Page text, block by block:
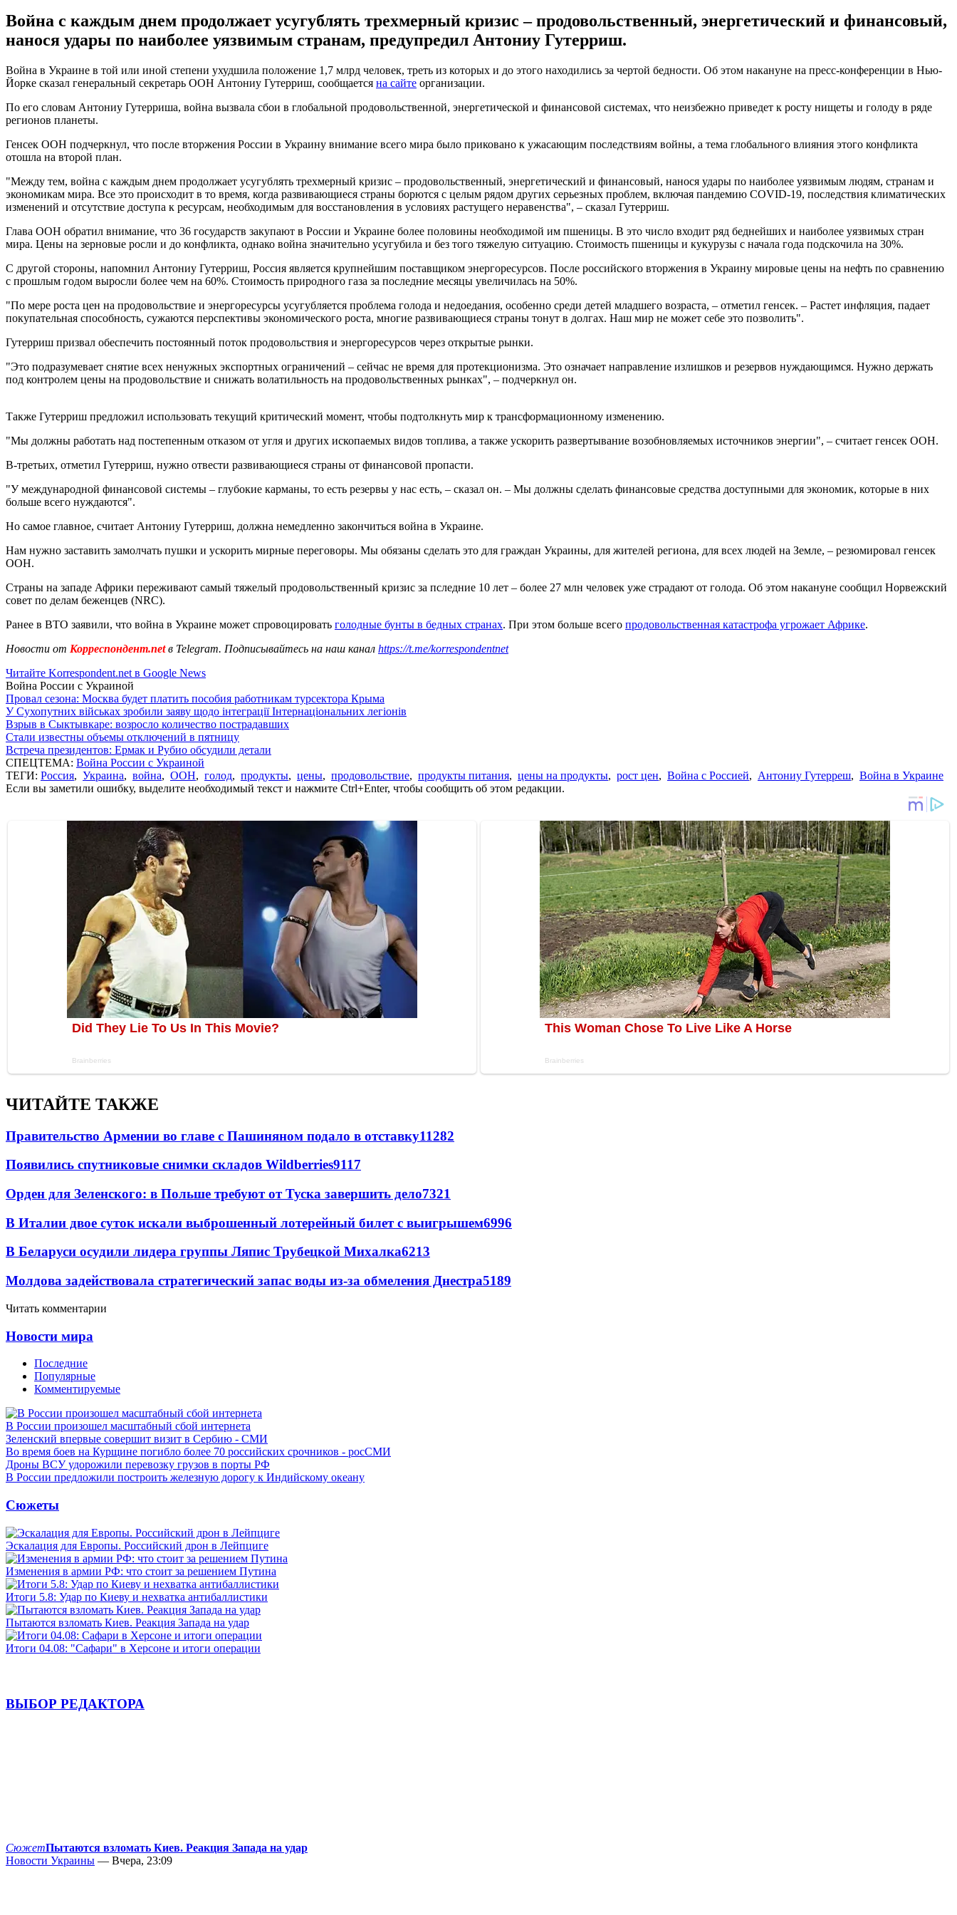
Война с каждым днем продолжает усугублять трехмерный кризис – продовольственный, энергетический и финансовый,
нанося удары по наиболее уязвимым странам, предупредил Антониу Гутерриш.
Война в Украине в той или иной степени ухудшила положение 1,7 млрд человек, треть из которых и до этого находились за чертой бедности. Об этом накануне на пресс-конференции в Нью-
Йорке сказал генеральный секретарь ООН Антониу Гутерриш, сообщается на сайте организации.
По его словам Антониу Гутерриша, война вызвала сбои в глобальной продовольственной, энергетической и финансовой системах, что неизбежно приведет к росту нищеты и голоду в ряде
регионов планеты.
Генсек ООН подчеркнул, что после вторжения России в Украину внимание всего мира было приковано к ужасающим последствиям войны, а тема глобального влияния этого конфликта
отошла на второй план.
"Между тем, война с каждым днем продолжает усугублять трехмерный кризис – продовольственный, энергетический и финансовый, нанося удары по наиболее уязвимым людям, странам и
экономикам мира. Все это происходит в то время, когда развивающиеся страны борются с целым рядом других серьезных проблем, включая пандемию COVID-19, последствия климатических
изменений и отсутствие доступа к ресурсам, необходимым для восстановления в условиях растущего неравенства", – сказал Гутерриш.
Глава ООН обратил внимание, что 36 государств закупают в России и Украине более половины необходимой им пшеницы. В это число входит ряд беднейших и наиболее уязвимых стран
мира. Цены на зерновые росли и до конфликта, однако война значительно усугубила и без того тяжелую ситуацию. Стоимость пшеницы и кукурузы с начала года подскочила на 30%.
С другой стороны, напомнил Антониу Гутерриш, Россия является крупнейшим поставщиком энергоресурсов. После российского вторжения в Украину мировые цены на нефть по сравнению
с прошлым годом выросли более чем на 60%. Стоимость природного газа за последние месяцы увеличилась на 50%.
"По мере роста цен на продовольствие и энергоресурсы усугубляется проблема голода и недоедания, особенно среди детей младшего возраста, – отметил генсек. – Растет инфляция, падает
покупательная способность, сужаются перспективы экономического роста, многие развивающиеся страны тонут в долгах. Наш мир не может себе это позволить".
Гутерриш призвал обеспечить постоянный поток продовольствия и энергоресурсов через открытые рынки.
"Это подразумевает снятие всех ненужных экспортных ограничений – сейчас не время для протекционизма. Это означает направление излишков и резервов нуждающимся. Нужно держать
под контролем цены на продовольствие и снижать волатильность на продовольственных рынках", – подчеркнул он.
Также Гутерриш предложил использовать текущий критический момент, чтобы подтолкнуть мир к трансформационному изменению.
"Мы должны работать над постепенным отказом от угля и других ископаемых видов топлива, а также ускорить развертывание возобновляемых источников энергии", – считает генсек ООН.
В-третьих, отметил Гутерриш, нужно отвести развивающиеся страны от финансовой пропасти.
"У международной финансовой системы – глубокие карманы, то есть резервы у нас есть, – сказал он. – Мы должны сделать финансовые средства доступными для экономик, которые в них
больше всего нуждаются".
Но самое главное, считает Антониу Гутерриш, должна немедленно закончиться война в Украине.
Нам нужно заставить замолчать пушки и ускорить мирные переговоры. Мы обязаны сделать это для граждан Украины, для жителей региона, для всех людей на Земле, – резюмировал генсек
ООН.
Страны на западе Африки переживают самый тяжелый продовольственный кризис за пследние 10 лет – более 27 млн человек уже страдают от голода. Об этом накануне сообщил Норвежский
совет по делам беженцев (NRC).
Ранее в ВТО заявили, что война в Украине может спровоцировать голодные бунты в бедных странах. При этом больше всего продовольственная катастрофа угрожает Африке.
Новости от Корреспондент.netв Telegram. Подписывайтесь на наш канал https://t.me/korrespondentnet
Читайте Korrespondent.net в Google News
Война России с Украиной
Провал сезона: Москва будет платить пособия работникам турсектора Крыма
У Сухопутних військах зробили заяву щодо інтеграції Інтернаціональних легіонів
Взрыв в Сыктывкаре: возросло количество пострадавших
Стали известны объемы отключений в пятницу
Встреча президентов: Ермак и Рубио обсудили детали
СПЕЦТЕМА: Война России с Украиной
ТЕГИ: Россия, Украина, война, ООН, голод, продукты, цены, продовольствие, продукты питания, цены на продукты, рост цен, Война с Россией, Антониу Гутерреш, Война в Украине
Если вы заметили ошибку, выделите необходимый текст и нажмите Ctrl+Enter, чтобы сообщить об этом редакции.
ЧИТАЙТЕ ТАКЖЕ
Правительство Армении во главе с Пашиняном подало в отставку11282
Появились спутниковые снимки складов Wildberries9117
Орден для Зеленского: в Польше требуют от Туска завершить дело7321
В Италии двое суток искали выброшенный лотерейный билет с выигрышем6996
В Беларуси осудили лидера группы Ляпис Трубецкой Михалка6213
Молдова задействовала стратегический запас воды из-за обмеления Днестра5189
Читать комментарии
Новости мира
Последние
Популярные
Комментируемые
В России произошел масштабный сбой интернета
Зеленский впервые совершит визит в Сербию - СМИ
Во время боев на Курщине погибло более 70 российских срочников - росСМИ
Дроны ВСУ удорожили перевозку грузов в порты РФ
В России предложили построить железную дорогу к Индийскому океану
Сюжеты
Эскалация для Европы. Российский дрон в Лейпциге
Изменения в армии РФ: что стоит за решением Путина
Итоги 5.8: Удар по Киеву и нехватка антибаллистики
Пытаются взломать Киев. Реакция Запада на удар
Итоги 04.08: "Сафари" в Херсоне и итоги операции
ВЫБОР РЕДАКТОРА
СюжетПытаются взломать Киев. Реакция Запада на удар
Новости Украины — Вчера, 23:09